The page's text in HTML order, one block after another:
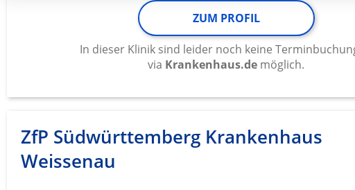
ZUM PROFIL
In dieser Klinik sind leider noch keine
via Krankenhaus.de möglich.
ZfP Südwürttemberg Krankenhaus
Weissenau
Erstellung von Profilen für personalisierte Werbung
Verwendung von Profilen zur Auswahl personalisierter Werbung
Erstellung von Profilen zur Personalisierung von Inhalten
Messung der Performance von Inhalten